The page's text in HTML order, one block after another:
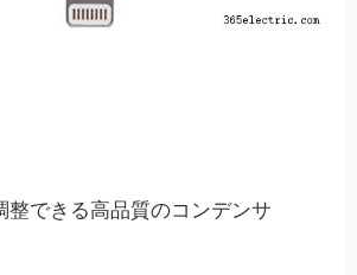
整できる高品質のコンデンサ